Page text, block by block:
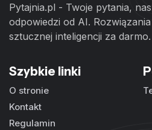
Pytajnia.pl - Twoje pytania,
odpowiedzi od AI.
sztucznej inteligencji za darmo.
Szybkie linki
O stronie
Kontakt
Regulamin